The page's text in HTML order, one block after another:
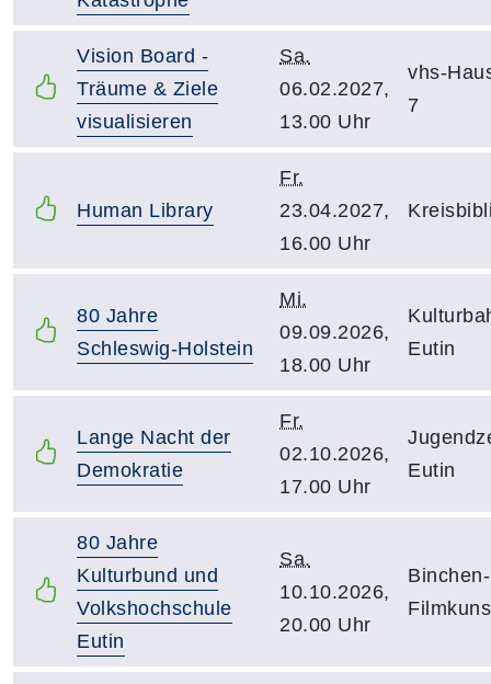
Vision Board -
Träume & Ziele
visualisieren
Sa.
06.02.2027,
13.00 Uhr
vhs-
7
Human Library
Fr.
23.04.2027,
16.00 Uhr
80 Jahre
Schleswig-Holstein
Mi.
09.09.2026,
18.00 Uhr
Eutin
Lange Nacht der
Demokratie
Fr.
02.10.2026,
17.00 Uhr
Eutin
80 Jahre
Kulturbund und
Volkshochschule
Eutin
Sa.
10.10.2026,
20.00 Uhr
Binchen-